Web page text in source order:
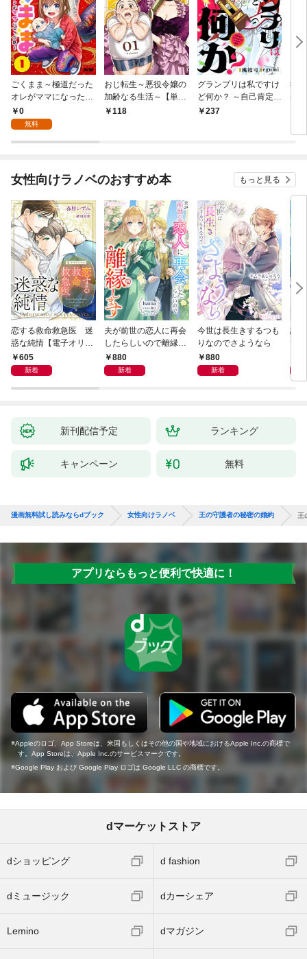
ごくまま～極道だった
オレがママになった話
～【単話】（１）
0
無料
おじ転生～悪役令嬢の
加齢なる生活～【単
話】（１）
118
グランプリは私ですけ
ど何か？ ～自己肯定モ
ンスターのミスコン無
237
後
は
女性向けラノベのおすすめ本 もっと見る
恋する救命救急医 迷
惑な純情【電子オリジ
ナル】
605
新着
夫が前世の恋人に再会
したらしいので離縁し
ます880
新着
今世は長生きするつも
りなのでさようなら
880
新着
話
で
新刊配信予定 ランキング
キャンペーン 無料
漫画無料試し読みならdブック 女性向けラノベ 王の守護者の秘密の婚約 王
アプリならもっと便利で快適に！
Appleのロゴ、App Storeは、米国もしくはその他の国や地域におけるApple Inc.の商標で
す。App Storeは、Apple Inc.のサービスマークです。
Google Play および Google Play ロゴは Google LLC の商標です。
dマーケットストア
dショッピング d fashion
dミュージック dカーシェア
Lemino dマガジン